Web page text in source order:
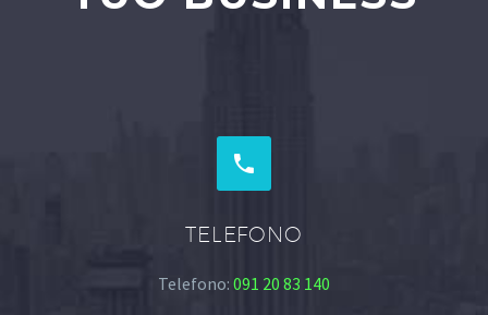


TELEFONO
Telefono: 091 20 83 140